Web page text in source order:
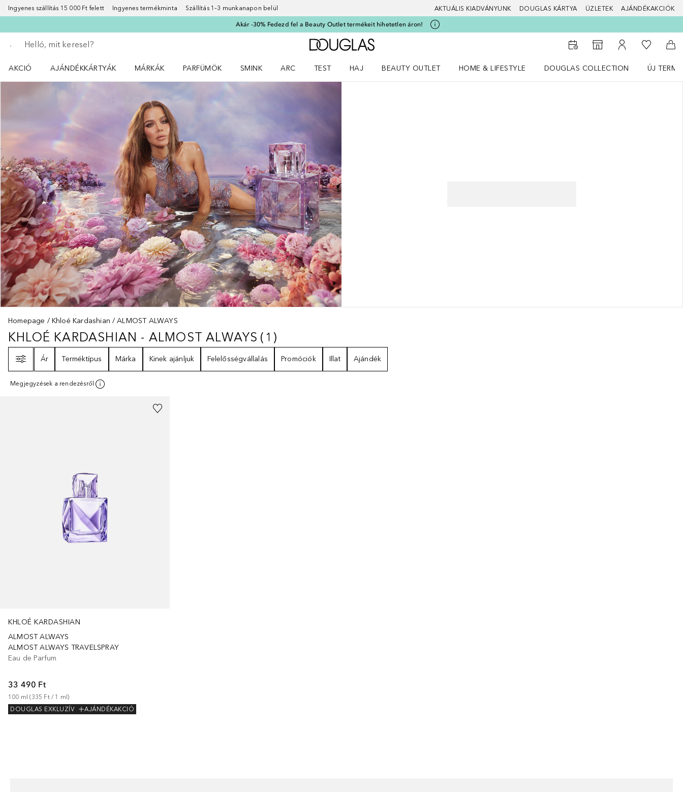
Ingyenes szállítás 15 000 Ft felett Ingyenes termékminta Szállítás 1–3 munkanapon belül AKTUÁLIS KIADVÁNYUNK DOUGLAS KÁRTYA ÜZLETEK AJÁNDÉKAKCIÓK
Akár -30% Fedezd fel a Beauty Outlet termékeit hihetetlen áron!
Menj vissza
Keresés végrehajtása
A Douglas Főoldalra
Az üzletkeresőhöz
A fiókomhoz
A
AKCIÓ
AJÁNDÉKKÁRTYÁK
MÁRKÁK
PARFÜMÖK
SMINK
ARC
TEST
HAJ
BEAUTY OUTLET
HOME & LIFESTYLE
DOUGLAS COLLECTION
ÚJ
Homepage Khloé Kardashian ALMOST ALWAYS
KHLOÉ KARDASHIAN - ALMOST ALWAYS1EREDMÉNYEK
KHLOÉ KARDASHIAN - ALMOST ALWAYS ( 1 )
Ár
Terméktípus Márka Kinek ajánljuk Felelősségvállalás Promóciók Illat Ajándék
Megjegyzések a rendezésről
KHLOÉ KARDASHIAN
ALMOST ALWAYS
ALMOST ALWAYS TRAVELSPRAY
Eau de Parfum
33 490 Ft
100 ml (335 Ft / 1 ml)
DOUGLAS EXKLUZÍV
AJÁNDÉKAKCIÓ